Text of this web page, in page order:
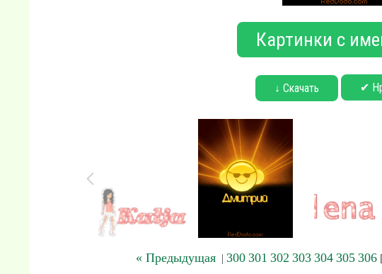
Картинки с
↓ Скачать ✔
« Предыдущая| 300 301 302 303 304 305 306